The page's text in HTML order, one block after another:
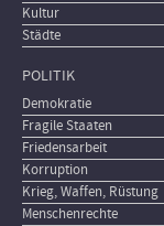
Kultur
Städte
POLITIK
Demokratie
Fragile Staaten
Friedensarbeit
Korruption
Krieg, Waffen, Rüstung
Menschenrechte